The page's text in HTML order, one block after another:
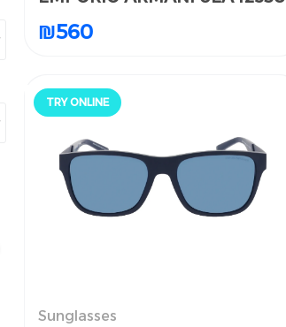
₪560
TRY ONLINE
Sunglasses
₪560
جرّب أونلاين
النظارات الشمسية